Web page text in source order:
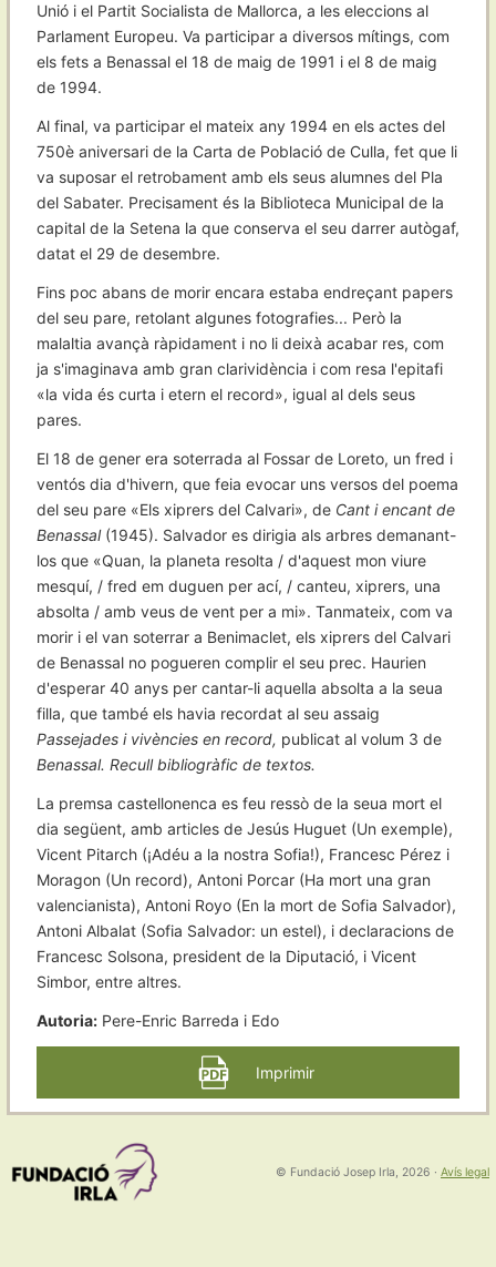
Unió i el Partit Socialista de Mallorca, a les eleccions al
Parlament Europeu. Va participar a diversos mítings, com
els fets a Benassal el 18 de maig de 1991 i el 8 de maig
de 1994.
Al final, va participar el mateix any 1994 en els actes del
750è aniversari de la Carta de Població de Culla, fet que li
va suposar el retrobament amb els seus alumnes del Pla
del Sabater. Precisament és la Biblioteca Municipal de la
capital de la Setena la que conserva el seu darrer autògaf,
datat el 29 de desembre.
Fins poc abans de morir encara estaba endreçant papers
del seu pare, retolant algunes fotografies... Però la
malaltia avançà ràpidament i no li deixà acabar res, com
ja s'imaginava amb gran clarividència i com resa l'epitafi
«la vida és curta i etern el record», igual al dels seus
pares.
El 18 de gener era soterrada al Fossar de Loreto, un fred i
ventós dia d'hivern, que feia evocar uns versos del poema
del seu pare «Els xiprers del Calvari», de Cant i encant de
Benassal(1945). Salvador es dirigia als arbres demanant-
los que «Quan, la planeta resolta / d'aquest mon viure
mesquí, / fred em duguen per ací, / canteu, xiprers, una
absolta / amb veus de vent per a mi». Tanmateix, com va
morir i el van soterrar a Benimaclet, els xiprers del Calvari
de Benassal no pogueren complir el seu prec. Haurien
d'esperar 40 anys per cantar-li aquella absolta a la seua
filla, que també els havia recordat al seu assaig
Passejades i vivències en record, publicat al volum 3 de
Benassal. Recull bibliogràfic de textos.
La premsa castellonenca es feu ressò de la seua mort el
dia següent, amb articles de Jesús Huguet (Un exemple),
Vicent Pitarch (¡Adéu a la nostra Sofia!), Francesc Pérez i
Moragon (Un record), Antoni Porcar (Ha mort una gran
valencianista), Antoni Royo (En la mort de Sofia Salvador),
Antoni Albalat (Sofia Salvador: un estel), i declaracions de
Francesc Solsona, president de la Diputació, i Vicent
Simbor, entre altres.
Autoria: Pere-Enric Barreda i Edo
Imprimir
© Fundació Josep Irla, 2026 · Avís legal